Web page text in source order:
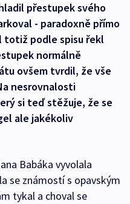
přestupek svého
- paradoxně přímo
totiž podle spisu řekl
normálně
ovšem tvrdil, že vše
nesrovnalosti
si teď stěžuje, že se
ale jakékoliv
Babáka vyvolala
se známostí s opavským
tykal a choval se